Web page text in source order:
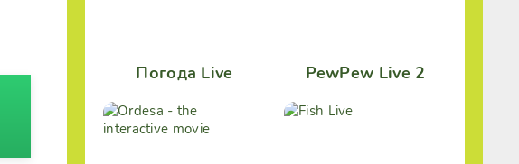
Погода Live PewPew Live 2